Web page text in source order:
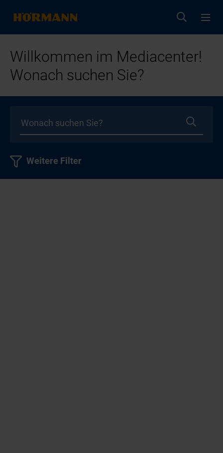
Willkommen im Mediacenter!
Wonach suchen Sie?
Weitere Filter